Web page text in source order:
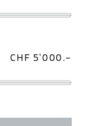
CHF 5'000.–